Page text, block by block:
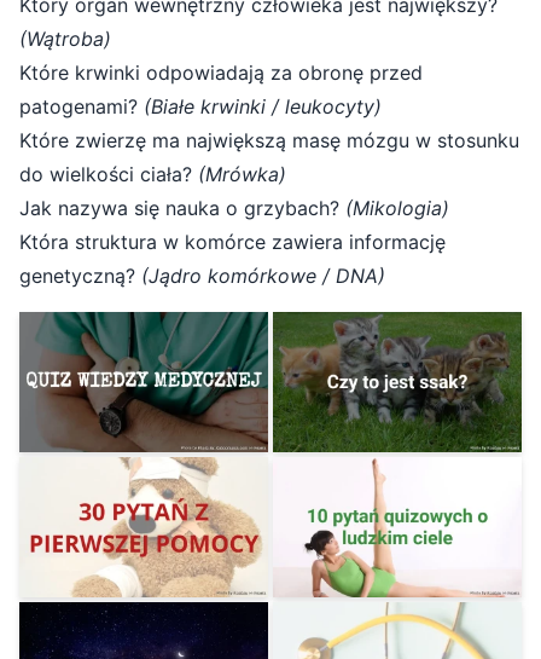
Który organ wewnętrzny człowieka jest największy?
(Wątroba)
Które krwinki odpowiadają za obronę przed
patogenami? (Białe krwinki / leukocyty)
Które zwierzę ma największą masę mózgu w stosunku
do wielkości ciała? (Mrówka)
Jak nazywa się nauka o grzybach? (Mikologia)
Która struktura w komórce zawiera informację
genetyczną? (Jądro komórkowe / DNA)